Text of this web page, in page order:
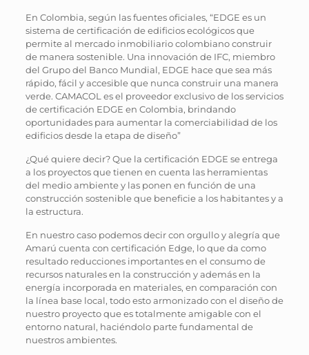
En Colombia, según las fuentes oficiales, “EDGE es un
sistema de certificación de edificios ecológicos que
permite al mercado inmobiliario colombiano construir
de manera sostenible. Una innovación de IFC, miembro
del Grupo del Banco Mundial, EDGE hace que sea más
rápido, fácil y accesible que nunca construir una manera
verde. CAMACOL es el proveedor exclusivo de los servicios
de certificación EDGE en Colombia, brindando
oportunidades para aumentar la comerciabilidad de los
edificios desde la etapa de diseño”
¿Qué quiere decir? Que la certificación EDGE se entrega
a los proyectos que tienen en cuenta las herramientas
del medio ambiente y las ponen en función de una
construcción sostenible que beneficie a los habitantes y a
la estructura.
En nuestro caso podemos decir con orgullo y alegría que
Amarú cuenta con certificación Edge, lo que da como
resultado reducciones importantes en el consumo de
recursos naturales en la construcción y además en la
energía incorporada en materiales, en comparación con
la línea base local, todo esto armonizado con el diseño de
nuestro proyecto que es totalmente amigable con el
entorno natural, haciéndolo parte fundamental de
nuestros ambientes.